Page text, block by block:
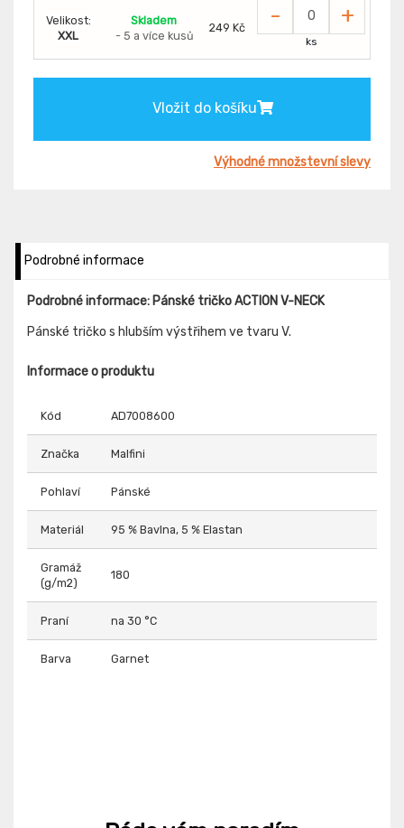
Velikost:
XXL
Skladem
- 5 a více kusů
249 Kč - +
ks
Vložit do košíku
Výhodné množstevní slevy
Podrobné informace
Podrobné informace: Pánské tričko ACTION V-NECK
Pánské tričko s hlubším výstřihem ve tvaru V.
Informace o produktu
Kód AD7008600
Značka Malfini
Pohlaví Pánské
Materiál 95 % Bavlna, 5 % Elastan
Gramáž
(g/m2)
180
Praní na 30 °C
Barva Garnet